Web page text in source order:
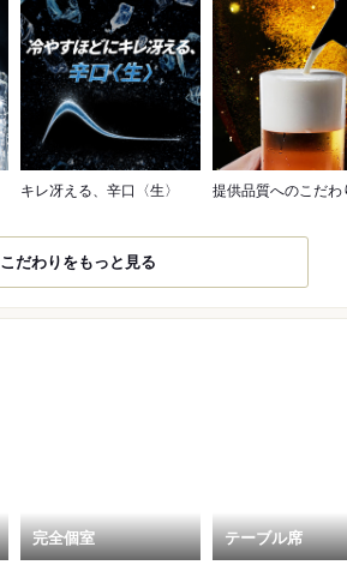
キレ冴える、辛口〈生〉 提供品質へのこだわ
こだわりをもっと見る
完全個室 テーブル席